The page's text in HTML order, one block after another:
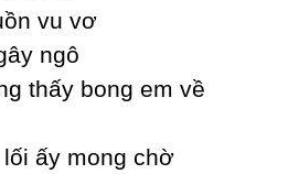
vu vơ
ngô
thấу bong em về
ấу mong chờ